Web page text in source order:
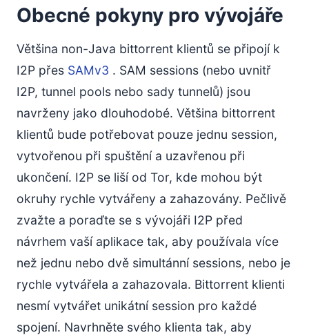
Obecné pokyny pro vývojáře
Většina non-Java bittorrent klientů se připojí k
I2P přes SAMv3 . SAM sessions (nebo uvnitř
I2P, tunnel pools nebo sady tunnelů) jsou
navrženy jako dlouhodobé. Většina bittorrent
klientů bude potřebovat pouze jednu session,
vytvořenou při spuštění a uzavřenou při
ukončení. I2P se liší od Tor, kde mohou být
okruhy rychle vytvářeny a zahazovány. Pečlivě
zvažte a poraďte se s vývojáři I2P před
návrhem vaší aplikace tak, aby používala více
než jednu nebo dvě simultánní sessions, nebo je
rychle vytvářela a zahazovala. Bittorrent klienti
nesmí vytvářet unikátní session pro každé
spojení. Navrhněte svého klienta tak, aby